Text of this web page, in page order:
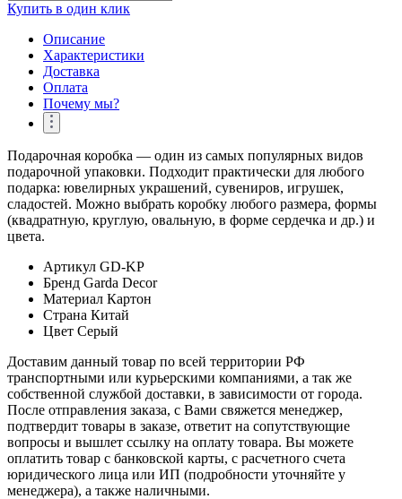
Купить в один клик
Описание
Характеристики
Доставка
Оплата
Почему мы?
Подарочная коробка — один из самых популярных видов
подарочной упаковки. Подходит практически для любого
подарка: ювелирных украшений, сувениров, игрушек,
сладостей. Можно выбрать коробку любого размера, формы
(квадратную, круглую, овальную, в форме сердечка и др.) и
цвета.
Артикул GD-KP
Бренд Garda Decor
Материал Картон
Страна Китай
Цвет Серый
Доставим данный товар по всей территории РФ
транспортными или курьерскими компаниями, а так же
собственной службой доставки, в зависимости от города.
После отправления заказа, с Вами свяжется менеджер,
подтвердит товары в заказе, ответит на сопутствующие
вопросы и вышлет ссылку на оплату товара. Вы можете
оплатить товар с банковской карты, с расчетного счета
юридического лица или ИП (подробности уточняйте у
менеджера), а также наличными.